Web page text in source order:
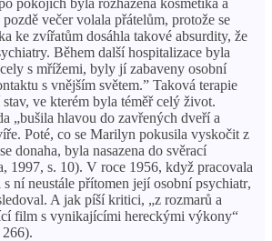
večer volala přátelům, protože se
ke zvířatům dosáhla takové absurdity, že
Během další hospitalizace byla
s mřížemi, byly jí zabaveny osobní
s vnějším světem.” Taková terapie
ve kterém byla téměř celý život.
„bušila hlavou do zavřených dveří a
Poté, co se Marilyn pokusila vyskočit z
donaha, byla nasazena do svěrací
1997, s. 10). V roce 1956, když pracovala
ní neustále přítomen její osobní psychiatr,
A jak píší kritici, „z rozmarů a
film s vynikajícími hereckými výkony“